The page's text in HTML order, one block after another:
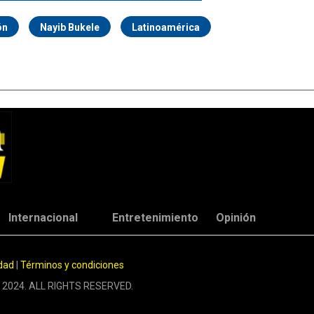
Nayib Bukele Latinoamérica
Internacional Entretenimiento Opinión
| Términos y condiciones
ALL RIGHTS RESERVED.